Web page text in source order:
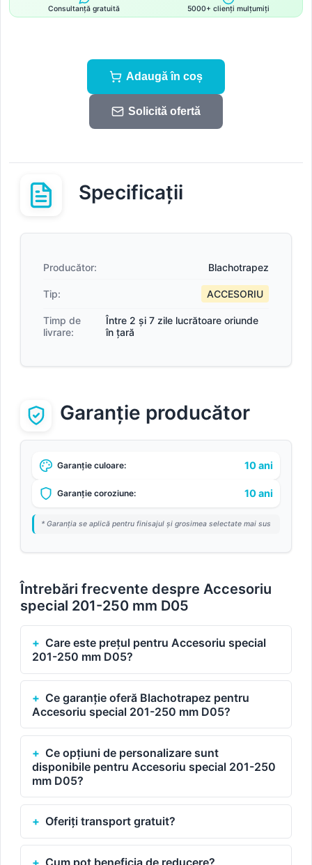
Consultanță gratuită 5000+ clienți mulțumiți
Adaugă în coș
Solicită ofertă
Specificații
Producător: Blachotrapez
Tip: ACCESORIU
Timp de
livrare:
Între 2 și 7 zile lucrătoare oriunde
în țară
Garanție producător
Garanție culoare: 10 ani
Garanție coroziune: 10 ani
* Garanția se aplică pentru finisajul și grosimea selectate mai sus
Întrebări frecvente despre Accesoriu
special 201-250 mm D05
Care este prețul pentru Accesoriu special
201-250 mm D05?
Ce garanție oferă Blachotrapez pentru
Accesoriu special 201-250 mm D05?
Ce opțiuni de personalizare sunt
disponibile pentru Accesoriu special 201-250
mm D05?
Oferiți transport gratuit?